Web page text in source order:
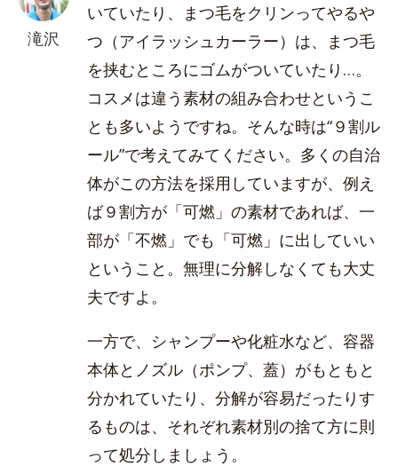
滝沢
いていたり、まつ毛をクリンってやるや
つ（アイラッシュカーラー）は、まつ毛
を挟むところにゴムがついていたり…。
コスメは違う素材の組み合わせというこ
とも多いようですね。そんな時は“９割ル
ール”で考えてみてください。多くの自治
体がこの方法を採用していますが、例え
ば９割方が「可燃」の素材であれば、一
部が「不燃」でも「可燃」に出していい
ということ。無理に分解しなくても大丈
夫ですよ。
一方で、シャンプーや化粧水など、容器
本体とノズル（ポンプ、蓋）がもともと
分かれていたり、分解が容易だったりす
るものは、それぞれ素材別の捨て方に則
って処分しましょう。